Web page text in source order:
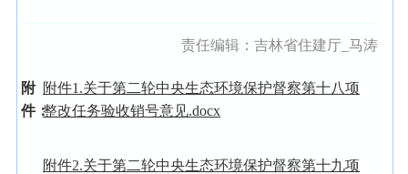
责任编辑：吉林省住建厅_马涛
附
件：
附件1.关于第二轮中央生态环境保护督察第十八项
整改任务验收销号意见.docx
附件2.关于第二轮中央生态环境保护督察第十九项